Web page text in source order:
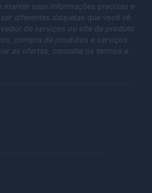
suas informações precisas e
diferentes daquelas que você vê
de serviços ou site de produto
compra de produtos e serviços
as ofertas, consulte os termos e